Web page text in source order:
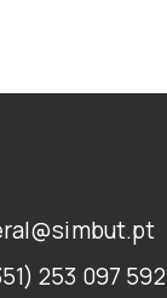
253 097 592